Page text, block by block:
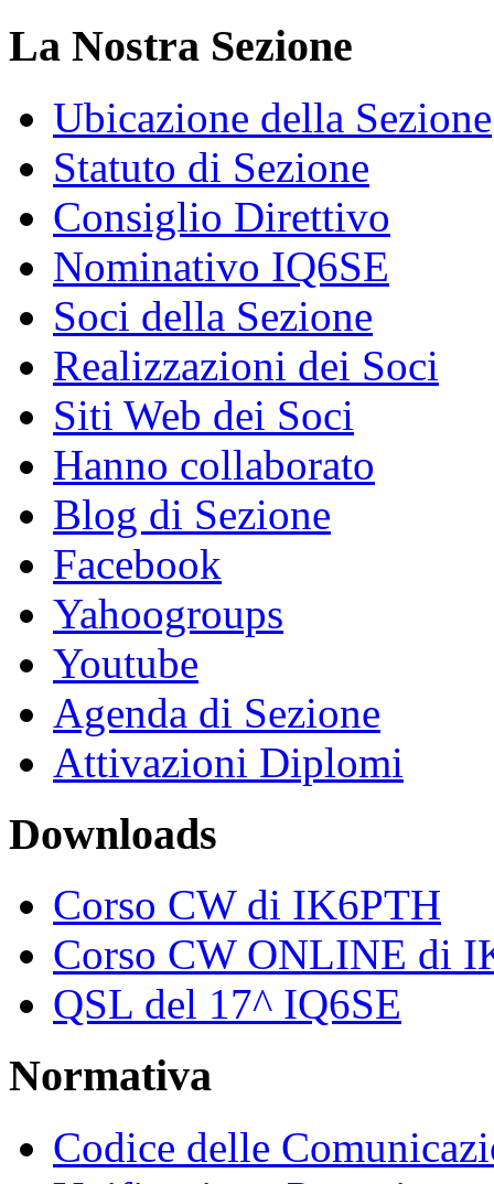
La Nostra Sezione
Ubicazione della Sezione
Statuto di Sezione
Consiglio Direttivo
Nominativo IQ6SE
Soci della Sezione
Realizzazioni dei Soci
Siti Web dei Soci
Hanno collaborato
Blog di Sezione
Facebook
Yahoogroups
Youtube
Agenda di Sezione
Attivazioni Diplomi
Downloads
Corso CW di IK6PTH
Corso CW ONLINE di
QSL del 17^ IQ6SE
Normativa
Codice delle